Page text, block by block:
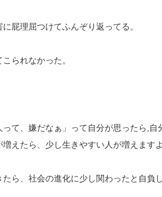
屁理屈つけてふんぞり返ってる。
られなかった。
て、嫌だなぁ」って自分が思ったら,自
えたら、少し生きやすい人が増えますよ
ら、社会の進化に少し関わったと自負